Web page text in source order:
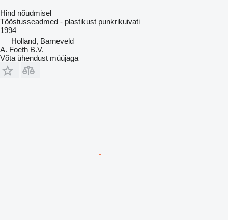
Hind nõudmisel
Tööstusseadmed - plastikust punkrikuivati
1994
Holland, Barneveld
A. Foeth B.V.
Võta ühendust müüjaga